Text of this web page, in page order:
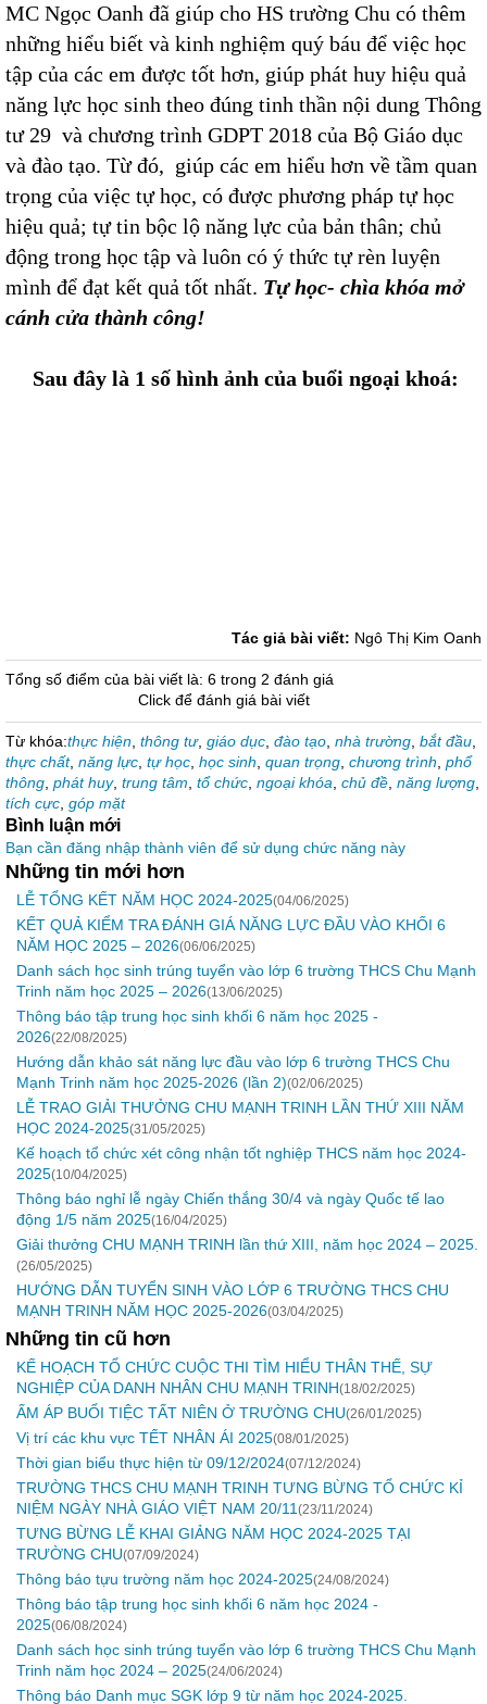
MC Ngọc Oanh đã giúp cho HS trường Chu có thêm
những hiểu biết và kinh nghiệm quý báu để việc học
tập của các em được tốt hơn, giúp phát huy hiệu quả
năng lực học sinh theo đúng tinh thần nội dung Thông
tư 29 và chương trình GDPT 2018 của Bộ Giáo dục
và đào tạo. Từ đó, giúp các em hiểu hơn về tầm quan
trọng của việc tự học, có được phương pháp tự học
hiệu quả; tự tin bộc lộ năng lực của bản thân; chủ
động trong học tập và luôn có ý thức tự rèn luyện
mình để đạt kết quả tốt nhất. Tự học- chìa khóa mở
cánh cửa thành công!
Sau đây là 1 số hình ảnh của buổi ngoại khoá:
Tác giả bài viết: Ngô Thị Kim Oanh
Tổng số điểm của bài viết là: 6 trong 2 đánh giá
Click để đánh giá bài viết
Từ khóa:thực hiện thông tư, giáo dục đào tạo nhà trường bắt đầu
thực chất, năng lực tự học học sinh quan trọng chương trình phổ
thông phát huy, trung tâm tổ chức ngoại khóa chủ đề năng lượng
tích cực góp mặt
Bình luận mới
Bạn cần đăng nhập thành viên để sử dụng chức năng này
Những tin mới hơn
LỄ TỔNG KẾT NĂM HỌC 2024-2025(04/06/2025)
KẾT QUẢ KIỂM TRA ĐÁNH GIÁ NĂNG LỰC ĐẦU VÀO KHỐI 6
NĂM HỌC 2025 – 2026(06/06/2025)
Danh sách học sinh trúng tuyển vào lớp 6 trường THCS Chu Mạnh
Trinh năm học 2025 – 2026(13/06/2025)
Thông báo tập trung học sinh khối 6 năm học 2025 -
2026(22/08/2025)
Hướng dẫn khảo sát năng lực đầu vào lớp 6 trường THCS Chu
Mạnh Trinh năm học 2025-2026 (lần 2)(02/06/2025)
LỄ TRAO GIẢI THƯỞNG CHU MẠNH TRINH LẦN THỨ XIII NĂM
HỌC 2024-2025(31/05/2025)
Kế hoạch tổ chức xét công nhận tốt nghiệp THCS năm học 2024-
2025(10/04/2025)
Thông báo nghỉ lễ ngày Chiến thắng 30/4 và ngày Quốc tế lao
động 1/5 năm 2025(16/04/2025)
Giải thưởng CHU MẠNH TRINH lần thứ XIII, năm học 2024 – 2025.
(26/05/2025)
HƯỚNG DẪN TUYỂN SINH VÀO LỚP 6 TRƯỜNG THCS CHU
MẠNH TRINH NĂM HỌC 2025-2026(03/04/2025)
Những tin cũ hơn
KẾ HOẠCH TỔ CHỨC CUỘC THI TÌM HIỂU THÂN THẾ, SỰ
NGHIỆP CỦA DANH NHÂN CHU MẠNH TRINH(18/02/2025)
ẤM ÁP BUỔI TIỆC TẤT NIÊN Ở TRƯỜNG CHU(26/01/2025)
Vị trí các khu vực TẾT NHÂN ÁI 2025(08/01/2025)
Thời gian biểu thực hiện từ 09/12/2024(07/12/2024)
TRƯỜNG THCS CHU MẠNH TRINH TƯNG BỪNG TỔ CHỨC KỈ
NIỆM NGÀY NHÀ GIÁO VIỆT NAM 20/11 (23/11/2024)
TƯNG BỪNG LỄ KHAI GIẢNG NĂM HỌC 2024-2025 TẠI
TRƯỜNG CHU(07/09/2024)
Thông báo tựu trường năm học 2024-2025(24/08/2024)
Thông báo tập trung học sinh khối 6 năm học 2024 -
2025(06/08/2024)
Danh sách học sinh trúng tuyển vào lớp 6 trường THCS Chu Mạnh
Trinh năm học 2024 – 2025(24/06/2024)
Thông báo Danh mục SGK lớp 9 từ năm học 2024-2025.